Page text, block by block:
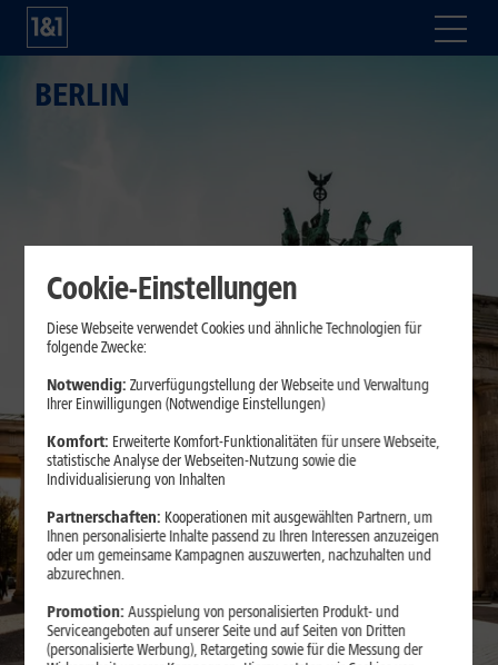
BERLIN
Cookie-Einstellungen
Diese Webseite verwendet Cookies und ähnliche Technologien für
folgende Zwecke:
Notwendig: Zurverfügungstellung der Webseite und Verwaltung
Ihrer Einwilligungen (Notwendige Einstellungen)
Komfort: Erweiterte Komfort-Funktionalitäten für unsere Webseite,
statistische Analyse der Webseiten-Nutzung sowie die
Individualisierung von Inhalten
Partnerschaften: Kooperationen mit ausgewählten Partnern, um
Ihnen personalisierte Inhalte passend zu Ihren Interessen anzuzeigen
oder um gemeinsame Kampagnen auszuwerten, nachzuhalten und
abzurechnen.
Promotion:Ausspielung von personalisierten Produkt- und
Serviceangeboten auf unserer Seite und auf Seiten von Dritten
(personalisierte Werbung), Retargeting sowie für die Messung der